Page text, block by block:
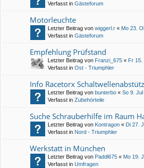
Verfasst in Gästeforum
Motorleuchte
Letzter Beitrag von wiggerl.r « Mo 23.
Verfasst in Gästeforum
Empfehlung Prüfstand
Letzter Beitrag von Franzi_675 « Fr 15.
Verfasst in Ost - Triumphler
Info Racetorx
Letzter Beitrag von bunterbo « So 9.
Verfasst in Zubehörteile
Suche Schrauberhilfe im Raum
Letzter Beitrag von Kontragon « Di 27.
Verfasst in Nord - Triumphler
Werkstatt in München
Letzter Beitrag von Paddl675 « Mo 19.
Verfasst in Umfragen